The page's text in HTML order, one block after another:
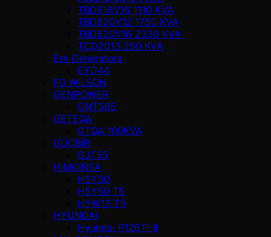
TBD616V16 1110 KVA
TBD620V12 1750 KVA
TBD620V16 2330 KVA
TCD2013 250 KVA
Erk Generators
EYD44
FG WILSON
GENPOWER
GNT565
GETEQA
GTQA 100KVA
GÜÇBİR
GJT55
HIMOINSA
HSY30
HSY50 T5
HYW13 T5
HYUNDAI
Hyundai P126TI-II